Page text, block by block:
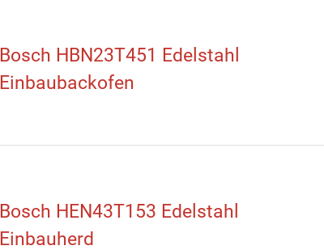
Bosch HBN23T451 Edelstahl
Einbaubackofen
Bosch HEN43T153 Edelstahl
Einbauherd